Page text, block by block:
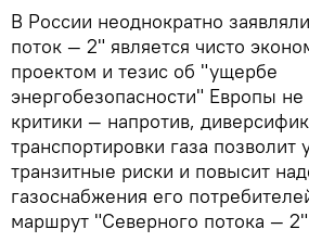
В России неоднократно
поток — 2" является чисто
проектом и тезис об "ущербе
энергобезопасности" Европы
критики — напротив,
транспортировки газа позволит
транзитные риски и повысит
газоснабжения его
маршрут "Северного потока —